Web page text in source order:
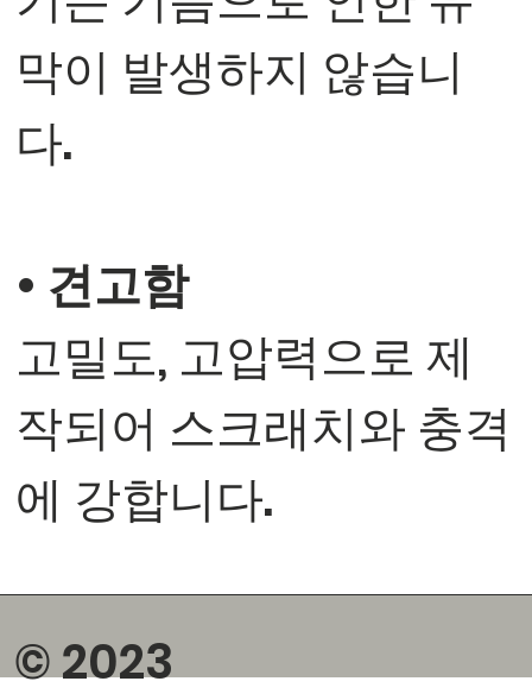
막이 발생하지 않습니
다.
• 견고함
고밀도, 고압력으로 제
작되어 스크래치와 충격
에 강합니다.
© 2023